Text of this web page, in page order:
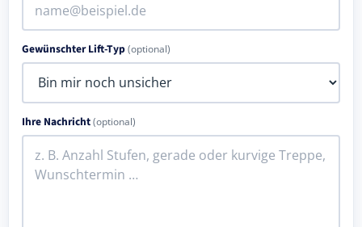
Gewünschter Lift-Typ(optional)
Ihre Nachricht(optional)